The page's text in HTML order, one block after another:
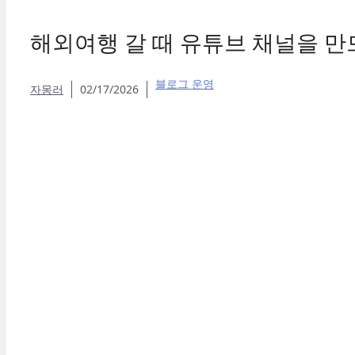
해외여행 갈 때 유튜브 채널을
자몽러 02/17/2026 블로그 운영